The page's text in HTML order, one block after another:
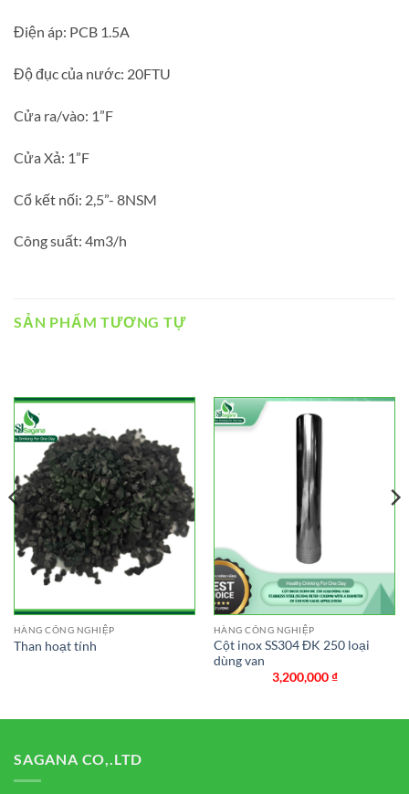
Điện áp: PCB 1.5A
Độ đục của nước: 20FTU
Cửa ra/vào: 1”F
Cửa Xả: 1”F
Cổ kết nối: 2,5”- 8NSM
Công suất: 4m3/h
SẢN PHẨM TƯƠNG TỰ
HÀNG CÔNG NGHIỆP
Than hoạt tính
HÀNG CÔNG NGHIỆP
Cột inox SS304 ĐK 250 loại
dùng van
3,200,000₫
SAGANA CO,.LTD